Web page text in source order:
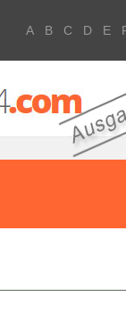
A B C D E